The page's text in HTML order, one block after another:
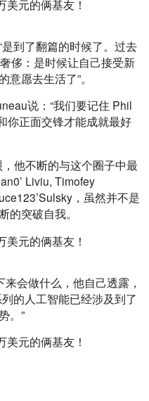
到了翻篇的时候了。过去
侈：是时候让自己接受新
愿去生活了”。
说：“我们要记住 Phil
你正面交锋才能成就最好
他不断的与这个圈子中最
Liviu, Timofey
，虽然并不是
的突破自我。
会做什么，他自己透露，
的人工智能已经涉及到了
。”